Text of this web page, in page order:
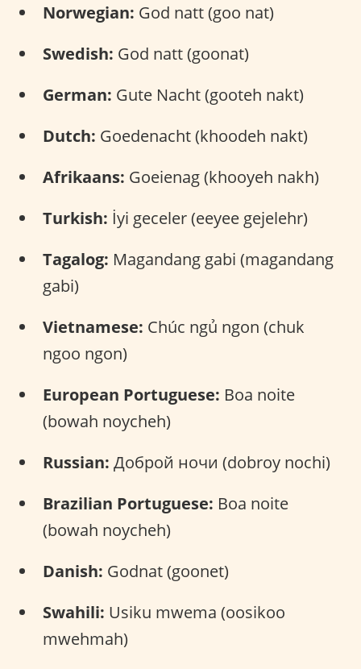
Norwegian: God natt (goo nat)
Swedish: God natt (goonat)
German: Gute Nacht (gooteh nakt)
Dutch: Goedenacht (khoodeh nakt)
Afrikaans: Goeienag (khooyeh nakh)
Turkish: İyi geceler (eeyee gejelehr)
Tagalog: Magandang gabi (magandang
gabi)
Vietnamese: Chúc ngủ ngon (chuk
ngoo ngon)
European Portuguese: Boa noite
(bowah noycheh)
Russian: Доброй ночи (dobroy nochi)
Brazilian Portuguese: Boa noite
(bowah noycheh)
Danish: Godnat (goonet)
Swahili: Usiku mwema (oosikoo
mwehmah)